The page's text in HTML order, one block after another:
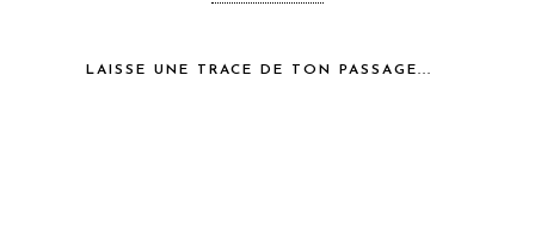
LAISSE UNE TRACE DE TON PASSAGE...